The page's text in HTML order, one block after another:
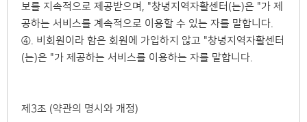
보를 지속적으로 제공받으며, "창녕지역자활센터(는)은 "가 제
공하는 서비스를 계속적으로 이용할 수 있는 자를 말합니다.
④. 비회원이라 함은 회원에 가입하지 않고 "창녕지역자활센터
(는)은 "가 제공하는 서비스를 이용하는 자를 말합니다.
제3조 (약관의 명시와 개정)